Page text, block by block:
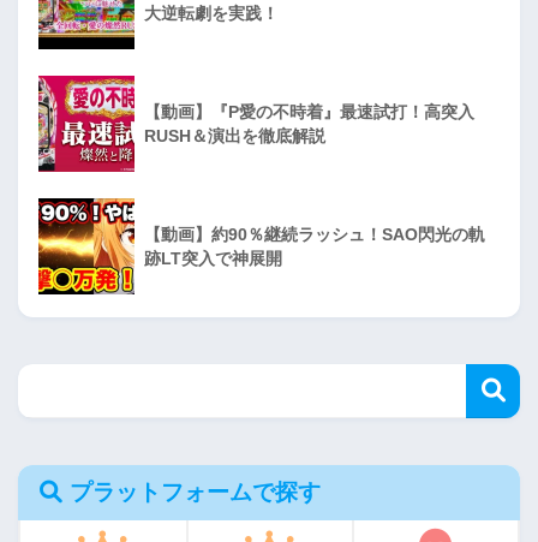
大逆転劇を実践！
【動画】『P愛の不時着』最速試打！高突入
RUSH＆演出を徹底解説
【動画】約90％継続ラッシュ！SAO閃光の軌
跡LT突入で神展開
プラットフォームで探す